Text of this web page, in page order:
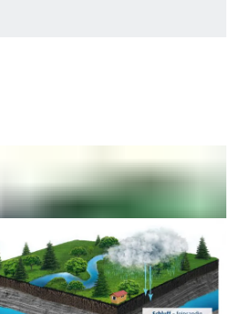
Mineral- und
muss ein
Mineralwasser unmittelbar an
abgefüllt werden und darf nur
versetzt und Eisen
werden. Diemineralische